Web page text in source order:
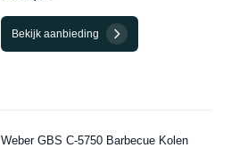
Bekijk aanbieding
Weber GBS C-5750 Barbecue Kolen